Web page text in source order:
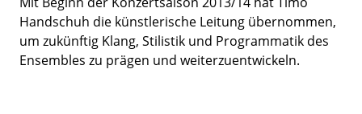
Handschuh die künstlerische Leitung übernommen,
um zukünftig Klang, Stilistik und Programmatik des
Ensembles zu prägen und weiterzuentwickeln.